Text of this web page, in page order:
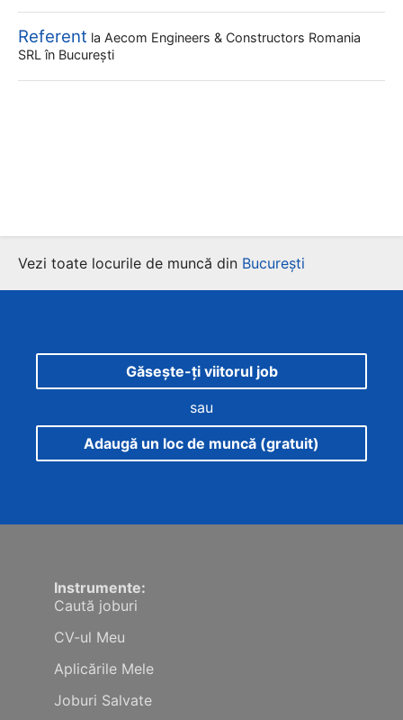
Referent la Aecom Engineers & Constructors Romania
SRL în București
Vezi toate locurile de muncă din București
Găsește-ți viitorul job
sau
Adaugă un loc de muncă (gratuit)
Instrumente:
Caută joburi
CV-ul Meu
Aplicările Mele
Joburi Salvate